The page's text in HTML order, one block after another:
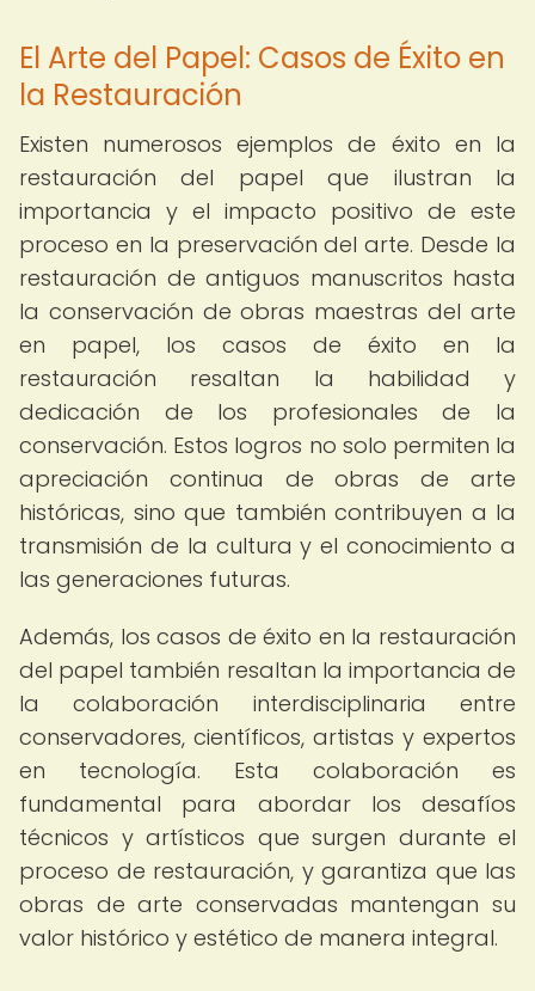
El Arte del Papel: Casos de Éxito en
la Restauración
Existen numerosos ejemplos de éxito en la
restauración del papel que ilustran la
importancia y el impacto positivo de este
proceso en la preservación del arte. Desde la
restauración de antiguos manuscritos hasta
la conservación de obras maestras del arte
en papel, los casos de éxito en la
restauración resaltan la habilidad y
dedicación de los profesionales de la
conservación. Estos logros no solo permiten la
apreciación continua de obras de arte
históricas, sino que también contribuyen a la
transmisión de la cultura y el conocimiento a
las generaciones futuras.
Además, los casos de éxito en la restauración
del papel también resaltan la importancia de
la colaboración interdisciplinaria entre
conservadores, científicos, artistas y expertos
en tecnología. Esta colaboración es
fundamental para abordar los desafíos
técnicos y artísticos que surgen durante el
proceso de restauración, y garantiza que las
obras de arte conservadas mantengan su
valor histórico y estético de manera integral.